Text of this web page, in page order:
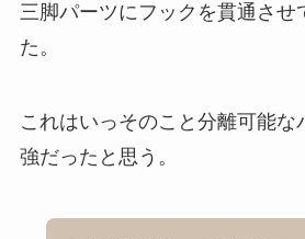
三脚パーツにフックを貫通させ
た。
これはいっそのこと分離可能な
強だったと思う。